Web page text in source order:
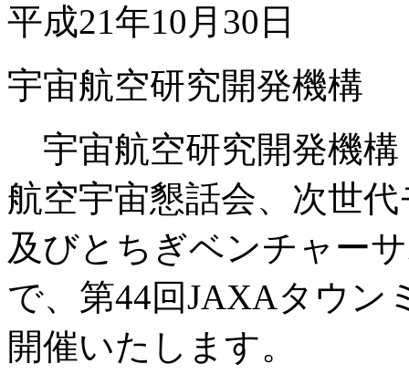
平成21年10月30日
宇宙航空研究開発機構
宇宙航空研究開発機構
航空宇宙懇話会、次世
及びとちぎベンチャー
で、第44回JAXAタウン
開催いたします。